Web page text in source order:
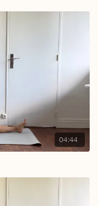
04:44